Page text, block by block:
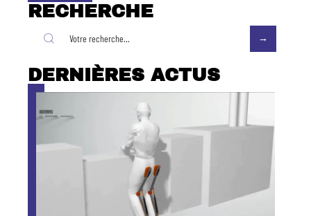
RECHERCHE
DERNIÈRES ACTUS